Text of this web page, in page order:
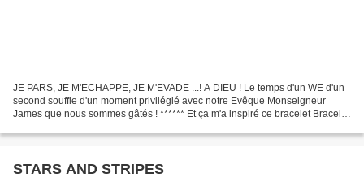
JE PARS, JE M'ECHAPPE, JE M'EVADE ...! A DIEU ! Le temps d'un WE d'un
second souffle d'un moment privilégié avec notre Evêque Monseigneur
James que nous sommes gâtés ! ****** Et ça m'a inspiré ce bracelet Bracelet
STARS AND STRIPES